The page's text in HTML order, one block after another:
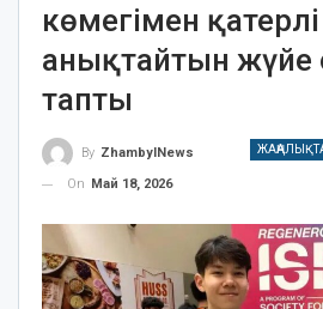
көмегімен қатерлі
анықтайтын жүйе
тапты
By ZhambylNews
On
Май 18, 2026